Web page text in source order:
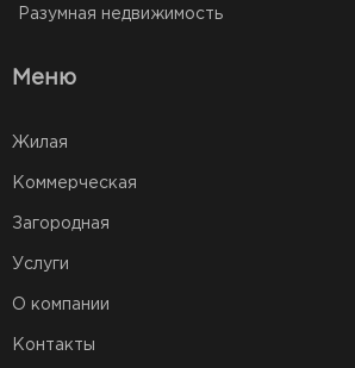
Разумная недвижимость
Меню
Жилая
Коммерческая
Загородная
Услуги
О компании
Контакты